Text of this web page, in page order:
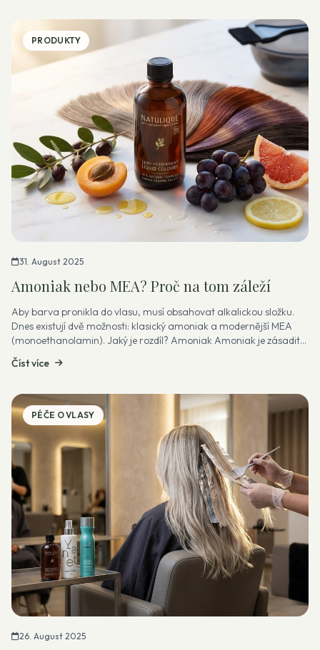
PRODUKTY
31. August 2025
Amoniak nebo MEA? Proč na tom záleží
Aby barva pronikla do vlasu, musí obsahovat alkalickou složku.
Dnes existují dvě možnosti: klasický amoniak a modernější MEA
(monoethanolamin). Jaký je rozdíl? Amoniak Amoniak je zásaditá
sloučenina s...
Číst více
PÉČE O VLASY
26. August 2025